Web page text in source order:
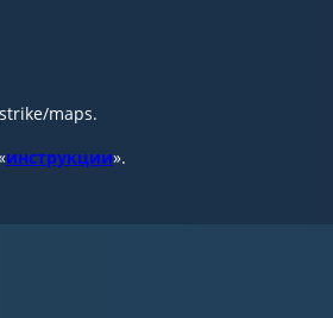
maps.
инструкции».